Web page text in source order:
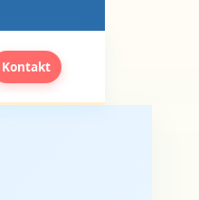
Kontakt